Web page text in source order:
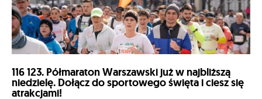
116 123. Półmaraton Warszawski już w najbliższą
niedzielę. Dołącz do sportowego święta i ciesz się
atrakcjami!